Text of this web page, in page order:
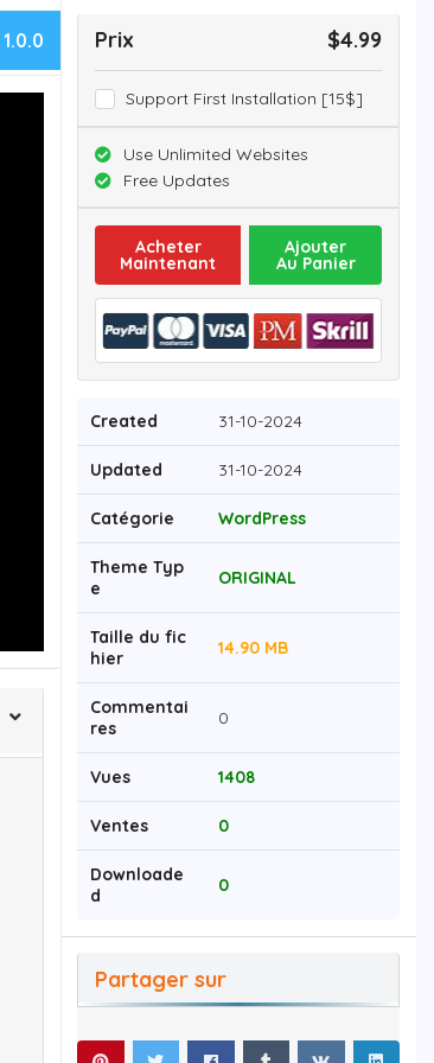
1.0.0 Prix $4.99
Support First Installation [15$]
Use Unlimited Websites
Free Updates
Acheter
Maintenant
Ajouter
Au Panier
Created 31-10-2024
Updated 31-10-2024
Catégorie WordPress
Theme Typ
e
ORIGINAL
Taille du fic
hier
14.90 MB
Commentai
res
0
Vues 1408
Ventes 0
Downloade
d
0
Partager sur